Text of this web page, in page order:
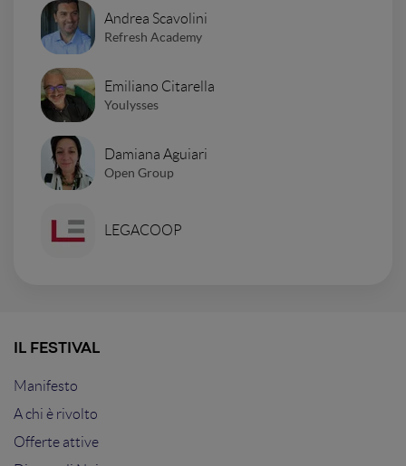
Andrea Scavolini
Refresh Academy
Emiliano Citarella
Youlysses
Damiana Aguiari
Open Group
LEGACOOP
IL FESTIVAL
Manifesto
A chi è rivolto
Offerte attive